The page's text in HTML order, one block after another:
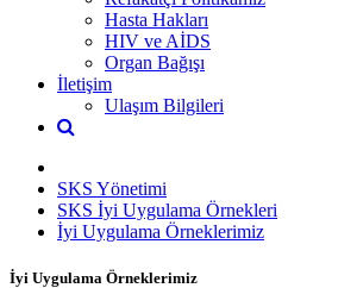
Hasta Hakları
HIV ve AİDS
Organ Bağışı
İletişim
Ulaşım Bilgileri
SKS Yönetimi
SKS İyi Uygulama Örnekleri
İyi Uygulama Örneklerimiz
İyi Uygulama Örneklerimiz